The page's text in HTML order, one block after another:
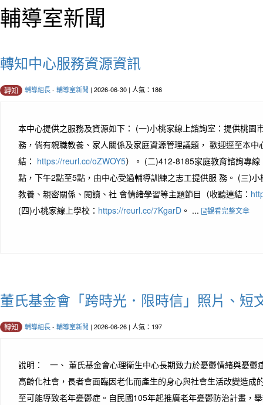
輔導室新聞
轉知中心服務資源資訊
轉知 輔導組長- 輔導室新聞 | 2026-06-30 | 人氣：186
本中心提供之服務及資源如下： (一)小桃家線上諮詢室：提供桃園
務，倘有親職教養、家人關係及家庭資源管理議題， 歡迎逕至本
結： https://reurl.cc/oZWOY5）。 (二)412-8185家庭教育諮詢專
點，下午2點至5點，由中心受過輔導訓練之志工提供服 務。 (三)
教養、親密關係、閱讀、社 會情緒學習等主題節目（收聽連結：
(四)小桃家線上學校： https://reurl.cc/7KgarD 。 ... 觀看完整文章
董氏基金會「跨時光．限時信」照片、短
轉知 輔導組長- 輔導室新聞 | 2026-06-26 | 人氣：197
說明： 一、 董氏基金會心理衛生中心長期致力於憂鬱情緒與憂鬱
高齡化社會，長者會面臨因老化而產生的身心與社會生活改變造成
至可能導致老年憂鬱症。自民國105年起推廣老年憂鬱防治計畫，